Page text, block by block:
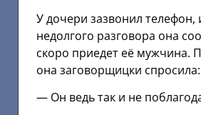
У дочери зазвонил телефон,
недолгого разговора она
скоро приедет её мужчина.
она заговорщицки спросила:
— Он ведь так и не